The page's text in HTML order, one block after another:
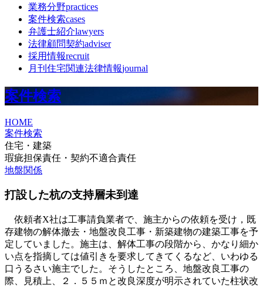
業務分野practices
案件検索cases
弁護士紹介lawyers
法律顧問契約adviser
採用情報recruit
月刊住宅関連法律情報journal
案件検索
HOME
案件検索
住宅・建築
瑕疵担保責任・契約不適合責任
地盤関係
打設した杭の支持層未到達
依頼者X社は工事請負業者で、施主からの依頼を受け，既
存建物の解体撤去・地盤改良工事・新築建物の建築工事を予
定していました。施主は、解体工事の段階から、かなり細か
い点を指摘しては値引きを要求してきてくるなど、いわゆる
口うるさい施主でした。そうしたところ、地盤改良工事の
際、見積上、２．５５ｍと改良深度が明示されていた柱状改